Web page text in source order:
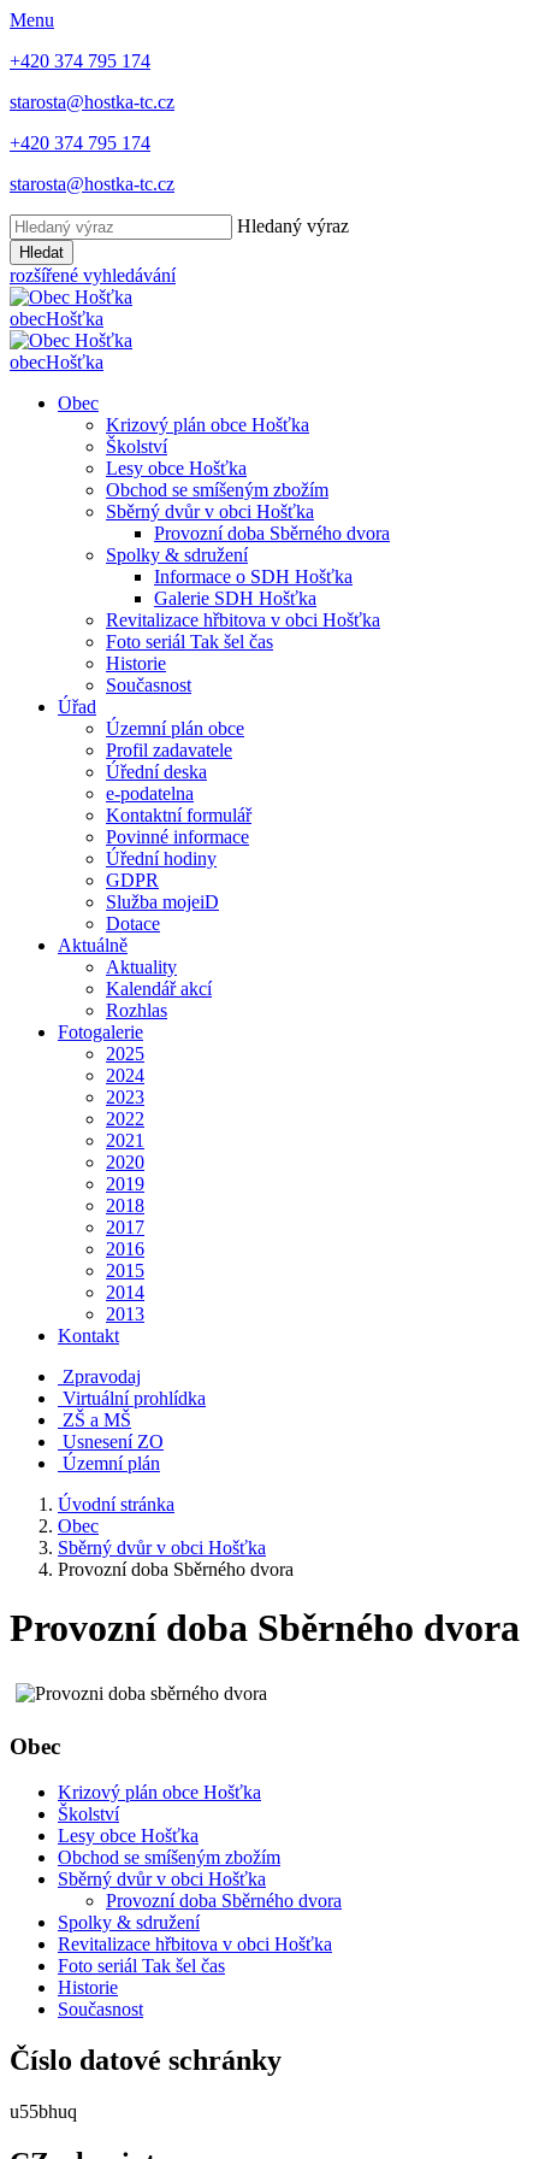
Menu
+420 374 795 174
starosta@hostka-tc.cz
+420 374 795 174
starosta@hostka-tc.cz
Hledaný výraz
Hledat
rozšířené vyhledávání
obecHošťka
obecHošťka
Obec
Krizový plán obce Hošťka
Školství
Lesy obce Hošťka
Obchod se smíšeným zbožím
Sběrný dvůr v obci Hošťka
Provozní doba Sběrného dvora
Spolky & sdružení
Informace o SDH Hošťka
Galerie SDH Hošťka
Revitalizace hřbitova v obci Hošťka
Foto seriál Tak šel čas
Historie
Současnost
Úřad
Územní plán obce
Profil zadavatele
Úřední deska
e-podatelna
Kontaktní formulář
Povinné informace
Úřední hodiny
GDPR
Služba mojeiD
Dotace
Aktuálně
Aktuality
Kalendář akcí
Rozhlas
Fotogalerie
2025
2024
2023
2022
2021
2020
2019
2018
2017
2016
2015
2014
2013
Kontakt
Zpravodaj
Virtuální prohlídka
ZŠ a MŠ
Usnesení ZO
Územní plán
Úvodní stránka
Obec
Sběrný dvůr v obci Hošťka
Provozní doba Sběrného dvora
Provozní doba Sběrného dvora
Obec
Krizový plán obce Hošťka
Školství
Lesy obce Hošťka
Obchod se smíšeným zbožím
Sběrný dvůr v obci Hošťka
Provozní doba Sběrného dvora
Spolky & sdružení
Revitalizace hřbitova v obci Hošťka
Foto seriál Tak šel čas
Historie
Současnost
Číslo datové schránky
u55bhuq